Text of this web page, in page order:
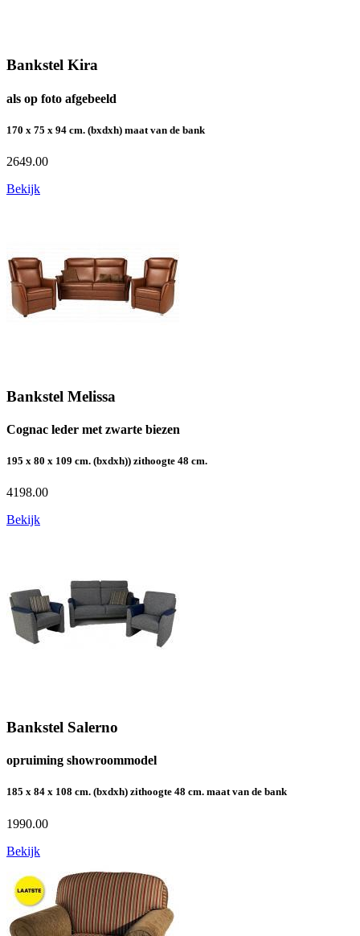
Bankstel Kira
als op foto afgebeeld
170 x 75 x 94 cm. (bxdxh) maat van de bank
2649.00
Bekijk
Bankstel Melissa
Cognac leder met zwarte biezen
195 x 80 x 109 cm. (bxdxh)) zithoogte 48 cm.
4198.00
Bekijk
Bankstel Salerno
opruiming showroommodel
185 x 84 x 108 cm. (bxdxh) zithoogte 48 cm. maat van de bank
1990.00
Bekijk